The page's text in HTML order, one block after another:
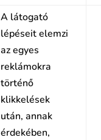
A látogató
lépéseit elemzi
az egyes
reklámokra
történő
klikkelések
után, annak
érdekében,